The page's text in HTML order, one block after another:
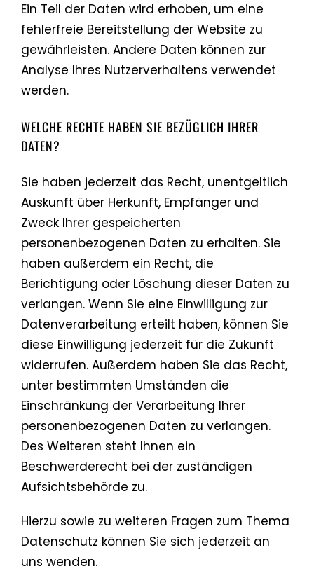
Ein Teil der Daten wird erhoben, um eine
fehlerfreie Bereitstellung der Website zu
gewährleisten. Andere Daten können zur
Analyse Ihres Nutzerverhaltens verwendet
werden.
WELCHE RECHTE HABEN SIE BEZÜGLICH IHRER
DATEN?
Sie haben jederzeit das Recht, unentgeltlich
Auskunft über Herkunft, Empfänger und
Zweck Ihrer gespeicherten
personenbezogenen Daten zu erhalten. Sie
haben außerdem ein Recht, die
Berichtigung oder Löschung dieser Daten zu
verlangen. Wenn Sie eine Einwilligung zur
Datenverarbeitung erteilt haben, können Sie
diese Einwilligung jederzeit für die Zukunft
widerrufen. Außerdem haben Sie das Recht,
unter bestimmten Umständen die
Einschränkung der Verarbeitung Ihrer
personenbezogenen Daten zu verlangen.
Des Weiteren steht Ihnen ein
Beschwerderecht bei der zuständigen
Aufsichtsbehörde zu.
Hierzu sowie zu weiteren Fragen zum Thema
Datenschutz können Sie sich jederzeit an
uns wenden.